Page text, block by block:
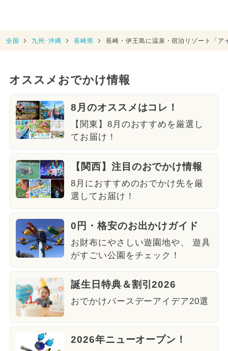
全国 九州･沖縄 長崎県 長崎・伊王島に温泉・宿泊リゾート「ア
オススメおでかけ情報
8月のオススメはコレ！
【関東】8月のおすすめを厳選し
てお届け！
【関西】注目のおでかけ情報
8月におすすめのおでかけ先を厳
選してお届け！
0円・格安のお出かけガイド
お財布にやさしい遊園地や、 遊具
がすごい公園をチェック！
誕生日特典＆割引2026
おでかけバースデーアイデア20選
2026年ニューオープン！